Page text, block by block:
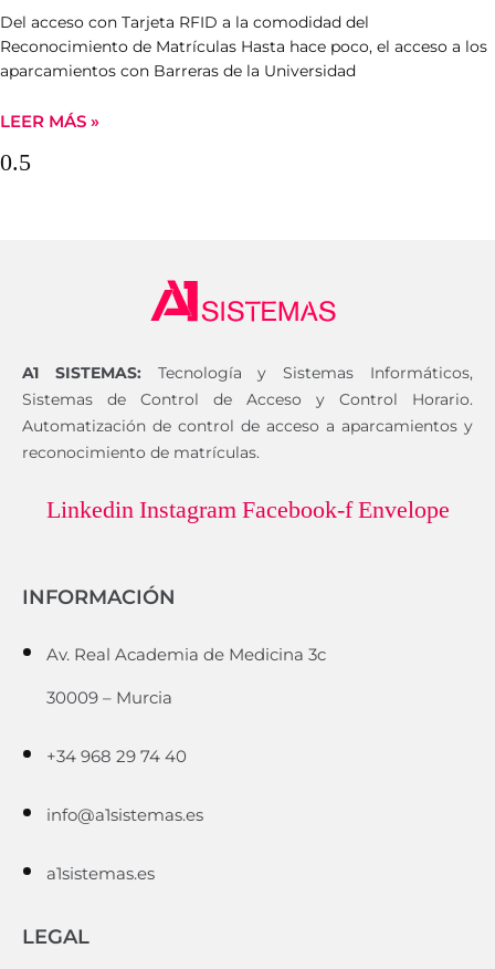
Del acceso con Tarjeta RFID a la comodidad del
Reconocimiento de Matrículas Hasta hace poco, el acceso a los
aparcamientos con Barreras de la Universidad
LEER MÁS »
A1 SISTEMAS:Tecnología y Sistemas Informáticos,
Sistemas de Control de Acceso y Control Horario.
Automatización de control de acceso a aparcamientos y
reconocimiento de matrículas.
LinkedinInstagramFacebook-fEnvelope
INFORMACIÓN
Av. Real Academia de Medicina 3c
30009 – Murcia
+34 968 29 74 40
info@a1sistemas.es
a1sistemas.es
LEGAL